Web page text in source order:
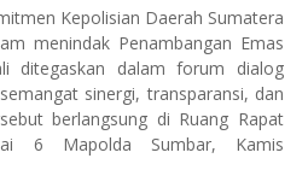
Kepolisian Daerah Sumatera
menindak Penambangan Emas
ditegaskan dalam forum dialog
sinergi, transparansi, dan
berlangsung di Ruang Rapat
6 Mapolda Sumbar, Kamis